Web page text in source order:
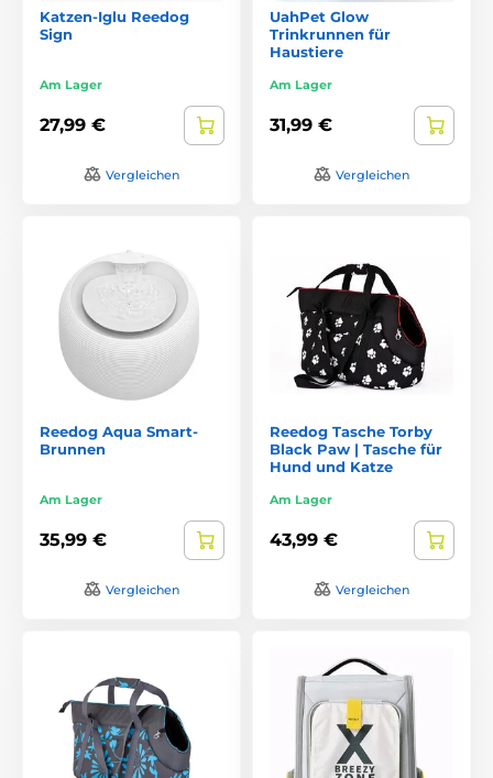
Katzen-Iglu Reedog
Sign
Am Lager
27,99 €
Vergleichen
UahPet Glow
Trinkrunnen für
Haustiere
Am Lager
31,99 €
Vergleichen
Reedog Aqua Smart-
Brunnen
Am Lager
35,99 €
Vergleichen
Reedog Tasche Torby
Black Paw | Tasche für
Hund und Katze
Am Lager
43,99 €
Vergleichen